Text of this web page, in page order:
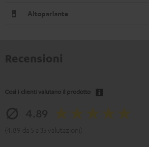
Altoparlante
Così i clienti valutano il prodotto